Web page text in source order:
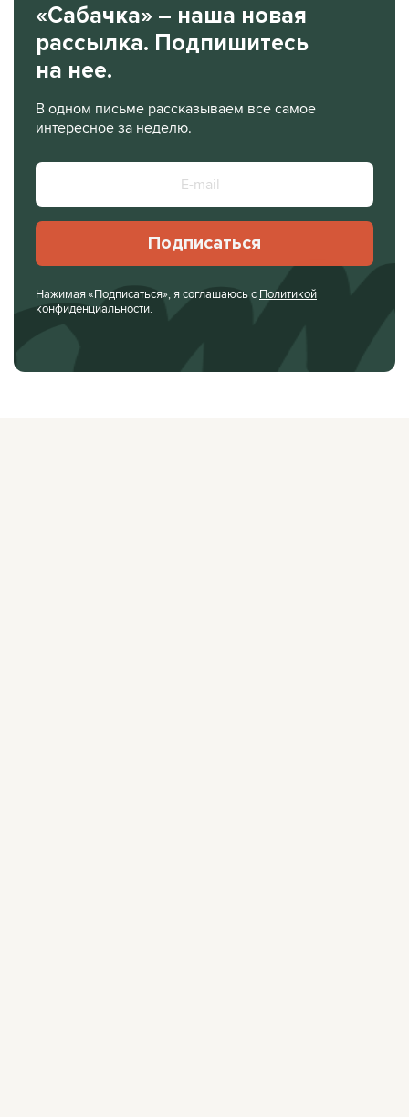
«Сабачка» – наша новая
рассылка. Подпишитесь
на нее.
В одном письме рассказываем все самое
интересное за неделю.
Подписаться
Нажимая «Подписаться», я соглашаюсь с Политикой
конфиденциальности.